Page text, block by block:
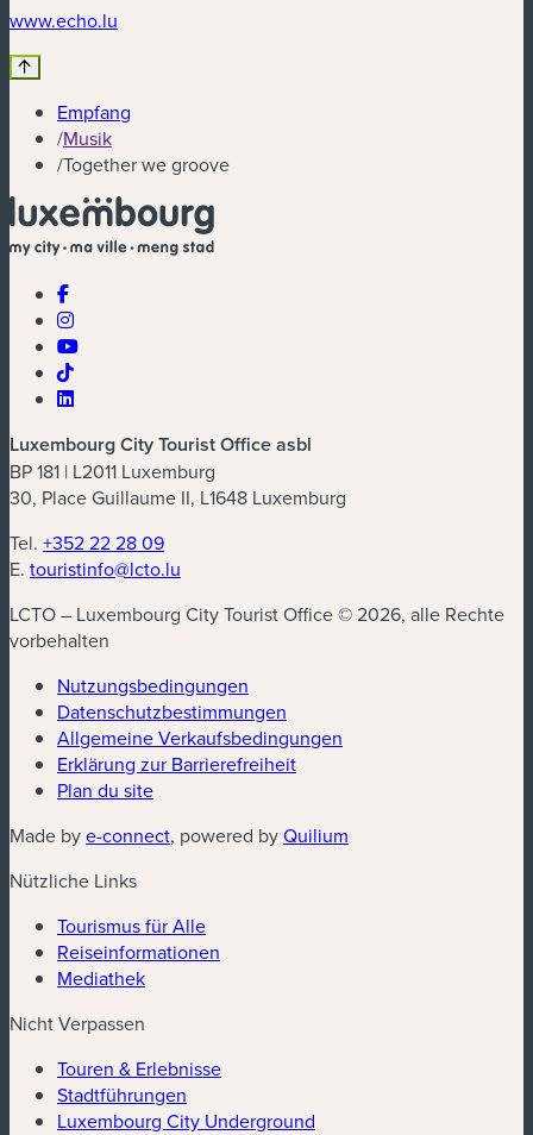
www.echo.lu
Empfang
/Musik
/Together we groove
Luxembourg City Tourist Office asbl
BP 181 | L2011 Luxemburg
30, Place Guillaume II, L1648 Luxemburg
Tel. +352 22 28 09
E. touristinfo@lcto.lu
LCTO – Luxembourg City Tourist Office © 2026, alle Rechte
vorbehalten
Nutzungsbedingungen
Datenschutzbestimmungen
Allgemeine Verkaufsbedingungen
Erklärung zur Barrierefreiheit
Plan du site
Made bye-connect(neues Fenster)
, powered byQuilium
Nützliche Links
Tourismus für Alle
Reiseinformationen
Mediathek
Nicht Verpassen
Touren & Erlebnisse
Stadtführungen
Luxembourg City Underground